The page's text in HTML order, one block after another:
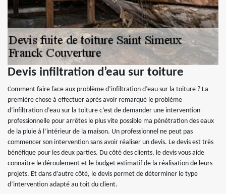
Devis infiltration d’eau sur toiture
Comment faire face aux problème d’infiltration d’eau sur la toiture ? La
première chose à effectuer après avoir remarqué le problème
d’infiltration d’eau sur la toiture c’est de demander une intervention
professionnelle pour arrêtes le plus vite possible ma pénétration des eaux
de la pluie à l’intérieur de la maison. Un professionnel ne peut pas
commencer son intervention sans avoir réaliser un devis. Le devis est très
bénéfique pour les deux parties. Du côté des clients, le devis vous aide
connaitre le déroulement et le budget estimatif de la réalisation de leurs
projets. Et dans d’autre côté, le devis permet de déterminer le type
d’intervention adapté au toit du client.